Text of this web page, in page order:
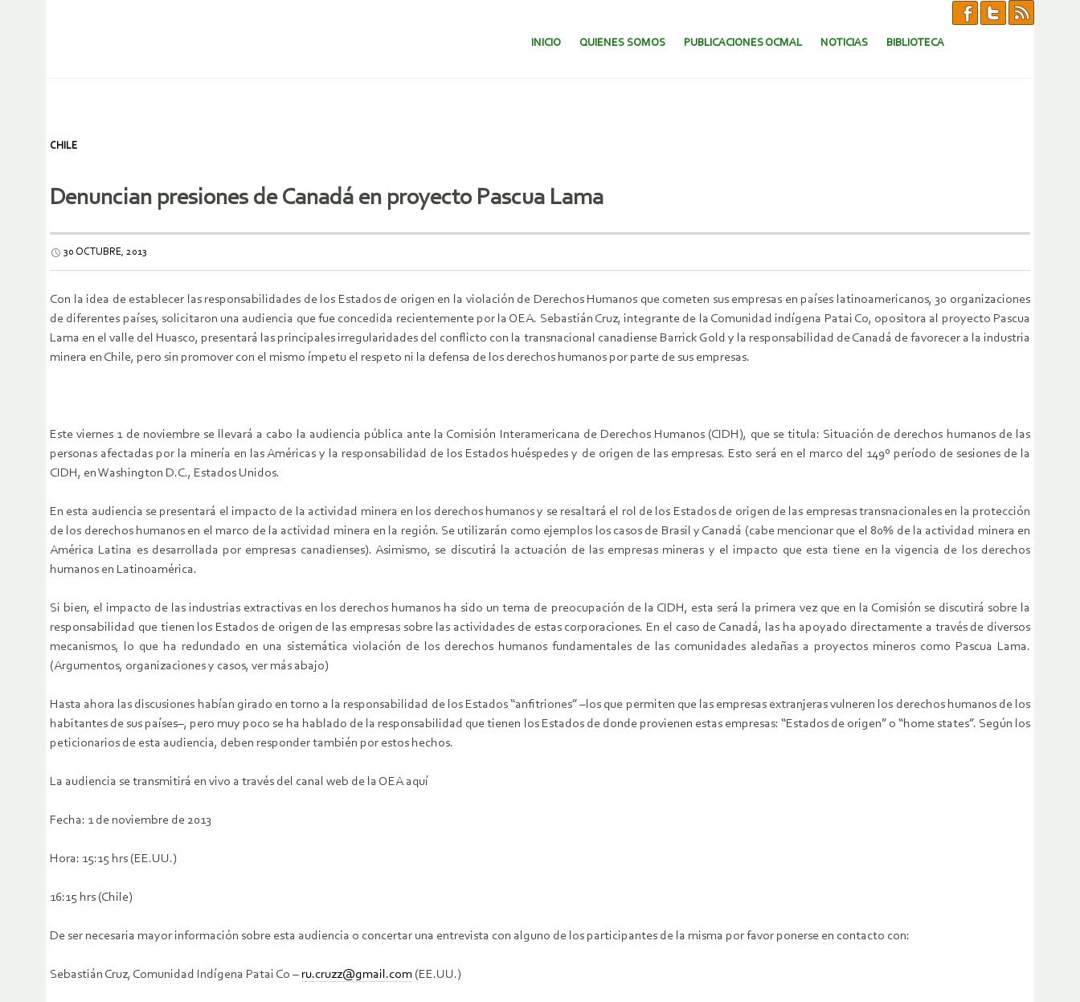
SALTAR AL CONTENIDO.
INICIO QUIENES SOMOS PUBLICACIONES OCMAL NOTICIAS BIBLIOTECA
CHILE
Denuncian presiones de Canadá en proyecto Pascua Lama
30 OCTUBRE, 2013
Con la idea de establecer las responsabilidades de los Estados de origen en la violación de Derechos Humanos que cometen sus empresas en países latinoamericanos, 30 organizaciones
de diferentes países, solicitaron una audiencia que fue concedida recientemente por la OEA. Sebastián Cruz, integrante de la Comunidad indígena Patai Co, opositora al proyecto Pascua
Lama en el valle del Huasco, presentará las principales irregularidades del conflicto con la transnacional canadiense Barrick Gold y la responsabilidad de Canadá de favorecer a la industria
minera en Chile, pero sin promover con el mismo ímpetu el respeto ni la defensa de los derechos humanos por parte de sus empresas.
Este viernes 1 de noviembre se llevará a cabo la audiencia pública ante la Comisión Interamericana de Derechos Humanos (CIDH), que se titula: Situación de derechos humanos de las
personas afectadas por la minería en las Américas y la responsabilidad de los Estados huéspedes y de origen de las empresas. Esto será en el marco del 149º período de sesiones de la
CIDH, en Washington D.C., Estados Unidos.
En esta audiencia se presentará el impacto de la actividad minera en los derechos humanos y se resaltará el rol de los Estados de origen de las empresas transnacionales en la protección
de los derechos humanos en el marco de la actividad minera en la región. Se utilizarán como ejemplos los casos de Brasil y Canadá (cabe mencionar que el 80% de la actividad minera en
América Latina es desarrollada por empresas canadienses). Asimismo, se discutirá la actuación de las empresas mineras y el impacto que esta tiene en la vigencia de los derechos
humanos en Latinoamérica.
Si bien, el impacto de las industrias extractivas en los derechos humanos ha sido un tema de preocupación de la CIDH, esta será la primera vez que en la Comisión se discutirá sobre la
responsabilidad que tienen los Estados de origen de las empresas sobre las actividades de estas corporaciones. En el caso de Canadá, las ha apoyado directamente a través de diversos
mecanismos, lo que ha redundado en una sistemática violación de los derechos humanos fundamentales de las comunidades aledañas a proyectos mineros como Pascua Lama.
(Argumentos, organizaciones y casos, ver más abajo)
Hasta ahora las discusiones habían girado en torno a la responsabilidad de los Estados “anfitriones” –los que permiten que las empresas extranjeras vulneren los derechos humanos de los
habitantes de sus países–, pero muy poco se ha hablado de la responsabilidad que tienen los Estados de donde provienen estas empresas: “Estados de origen” o “home states”. Según los
peticionarios de esta audiencia, deben responder también por estos hechos.
La audiencia se transmitirá en vivo a través del canal web de la OEA aquí
Fecha: 1 de noviembre de 2013
Hora: 15:15 hrs (EE.UU.)
16:15 hrs (Chile)
De ser necesaria mayor información sobre esta audiencia o concertar una entrevista con alguno de los participantes de la misma por favor ponerse en contacto con:
Sebastián Cruz, Comunidad Indígena Patai Co – ru.cruzz@gmail.com (EE.UU.)